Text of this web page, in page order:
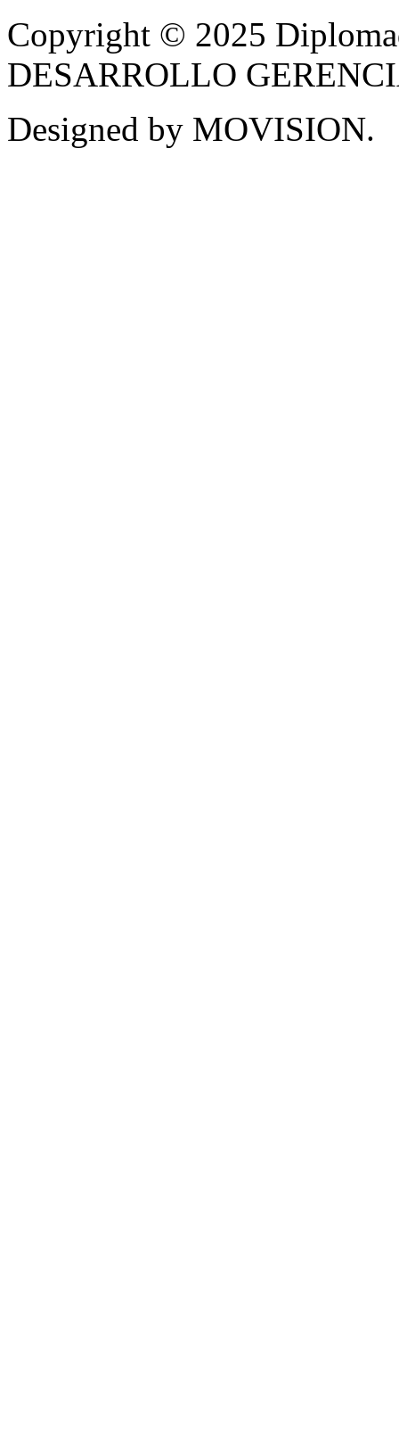
Copyright © 2025
DESARROLLO
Designed by MOVISION.